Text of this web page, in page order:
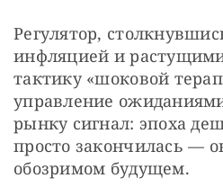
Регулятор,
инфляцией и
тактику «шоковой
управление
рынку сигнал: эпоха
просто закончилась —
обозримом будущем.